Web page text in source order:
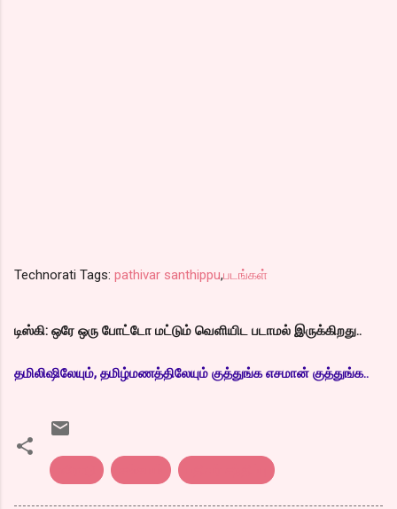
Technorati Tags: pathivar santhippu,படங்கள்
டிஸ்கி: ஒரே ஒரு போட்டோ மட்டும் வெளியிட படாமல் இருக்கிறது..
தமிலிஷிலேயும், தமிழ்மணத்திலேயும் குத்துங்க எசமான் குத்துங்க..